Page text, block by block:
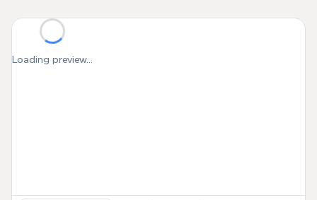
Loading preview...